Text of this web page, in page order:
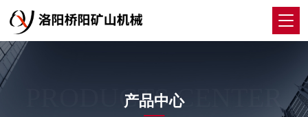
PRODUCTS CENTER
产品中心